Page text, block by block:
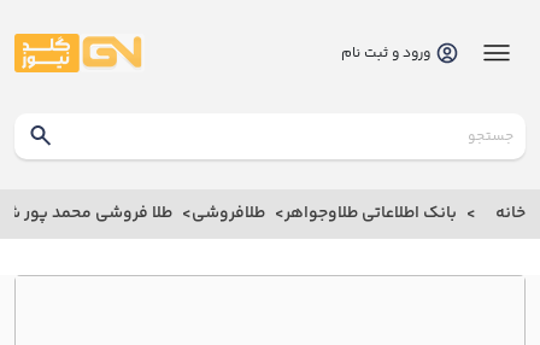
بانک
بانک
اطلاعاتی
ورود و ثبت نام
خانه بانک اطلاعاتی طلاوجواهر طلافروشی طلا فروشی محمد پور